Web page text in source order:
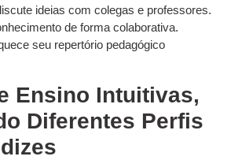
ideias com colegas e professores.
de forma colaborativa.
seu repertório pedagógico
Ensino Intuitivas,
Diferentes Perfis